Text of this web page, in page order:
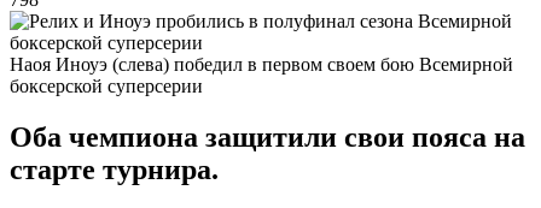
Наоя Иноуэ (слева) победил в первом своем бою Всемирной
боксерской суперсерии
Оба чемпиона защитили свои пояса на
старте турнира.